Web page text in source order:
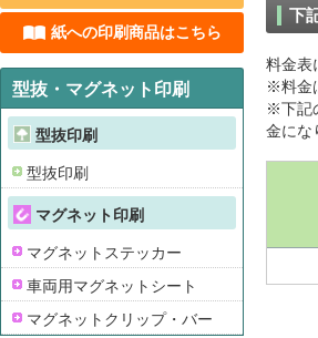
下
料金表
※料金
※下記
金にな
紙への印刷商品はこちら
型抜・マグネット印刷
型抜印刷
型抜印刷
マグネット印刷
マグネットステッカー
車両用マグネットシート
マグネットクリップ・バー